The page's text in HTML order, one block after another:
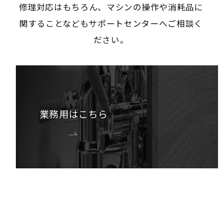
修理対応はもちろん、マシンの操作や消耗品に
関することなどもサポートセンターへご相談く
ださい。
業務用はこちら